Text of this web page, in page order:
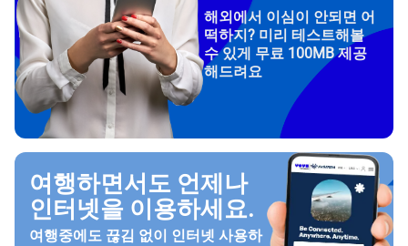
해외에서 이심이 안되면 어
떡하지? 미리 테스트해볼
수 있게 무료 100MB 제공
해드려요
여행하면서도 언제나
인터넷을 이용하세요.
여행중에도 끊김 없이 인터넷 사용하